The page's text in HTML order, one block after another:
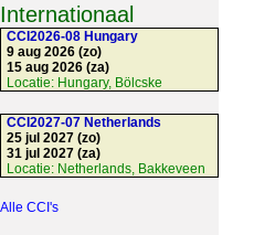
Internationaal
CCI2026-08 Hungary
9 aug 2026 (zo)
15 aug 2026 (za)
Locatie: Hungary, Bölcske
CCI2027-07 Netherlands
25 jul 2027 (zo)
31 jul 2027 (za)
Locatie: Netherlands, Bakkeveen
Alle CCI's